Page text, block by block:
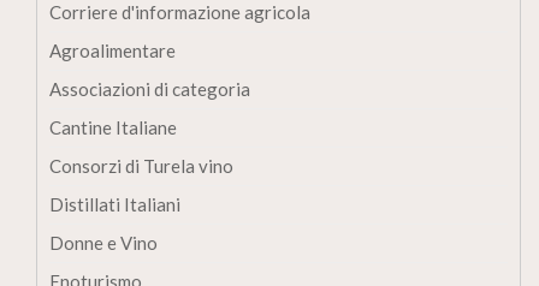
Corriere d'informazione agricola
Agroalimentare
Associazioni di categoria
Cantine Italiane
Consorzi di Turela vino
Distillati Italiani
Donne e Vino
Enoturismo